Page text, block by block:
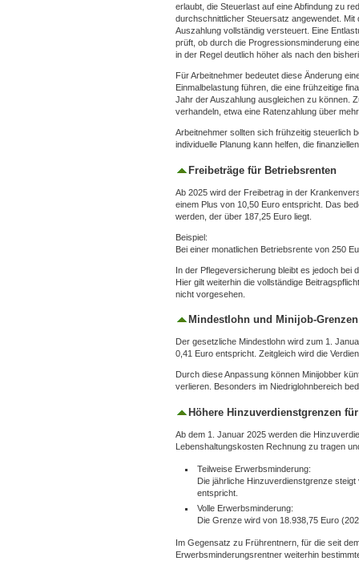
erlaubt, die Steuerlast auf eine Abfindung zu
durchschnittlicher Steuersatz angewendet. Mit
Auszahlung vollständig versteuert. Eine
prüft, ob durch die Progressionsminderung
in der Regel deutlich höher als nach den
Für Arbeitnehmer bedeutet diese Änderung
Einmalbelastung führen, die eine frühzeitige
Jahr der Auszahlung ausgleichen zu können.
verhandeln, etwa eine Ratenzahlung über
Arbeitnehmer sollten sich frühzeitig steuerlich
individuelle Planung kann helfen, die
Freibeträge für Betriebsrenten
Ab 2025 wird der Freibetrag in der
einem Plus von 10,50 Euro entspricht. Das
werden, der über 187,25 Euro liegt.
Beispiel:
Bei einer monatlichen Betriebsrente von 250
In der Pflegeversicherung bleibt es jedoch bei
Hier gilt weiterhin die vollständige
nicht vorgesehen.
Mindestlohn und Minijob-Grenzen
Der gesetzliche Mindestlohn wird zum 1.
0,41 Euro entspricht. Zeitgleich wird die
Durch diese Anpassung können Minijobber
verlieren. Besonders im Niedriglohnbereich
Höhere Hinzuverdienstgrenzen
Ab dem 1. Januar 2025 werden die
Lebenshaltungskosten Rechnung zu tragen
Teilweise Erwerbsminderung:
Die jährliche Hinzuverdienstgrenze
entspricht.
Volle Erwerbsminderung:
Die Grenze wird von 18.938,75 Euro
Im Gegensatz zu Frührentnern, für die seit
Erwerbsminderungsrentner weiterhin